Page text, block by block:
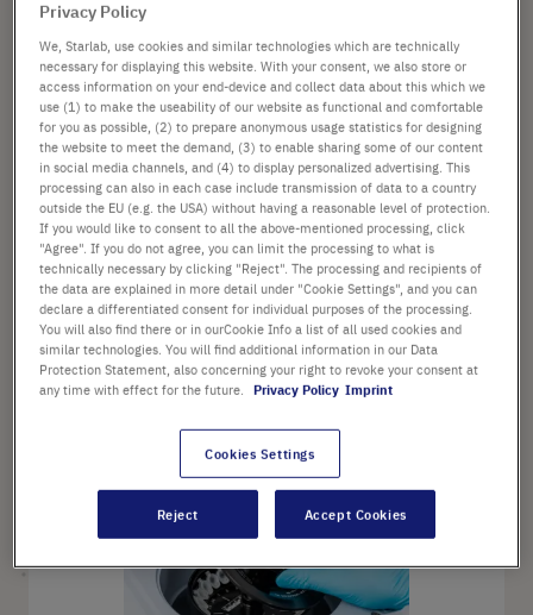
Rotor "Standard 24 AT"
SKU: S8030-0012
Packgröße: 1 Stück (1 Box × 1 Stück)
64,00 €
Preis ist der Listenpreis. [*zzgl. MwSt. und Versandkosten]
Zum Produkt
Privacy Policy
We, Starlab, use cookies and similar technologies which are technically
necessary for displaying this website. With your consent, we also store or
access information on your end-device and collect data about this which we
use (1) to make the useability of our website as functional and comfortable
for you as possible, (2) to prepare anonymous usage statistics for designing
the website to meet the demand, (3) to enable sharing some of our content
in social media channels, and (4) to display personalized advertising. This
processing can also in each case include transmission of data to a country
outside the EU (e.g. the USA) without having a reasonable level of protection.
If you would like to consent to all the above-mentioned processing, click
"Agree". If you do not agree, you can limit the processing to what is
technically necessary by clicking "Reject". The processing and recipients of
the data are explained in more detail under "Cookie Settings", and you can
declare a differentiated consent for individual purposes of the processing.
You will also find there or in ourCookie Info a list of all used cookies and
similar technologies. You will find additional information in our Data
Protection Statement, also concerning your right to revoke your consent at
any time with effect for the future.
Privacy Policy Imprint
Cookies Settings
Reject Accept Cookies